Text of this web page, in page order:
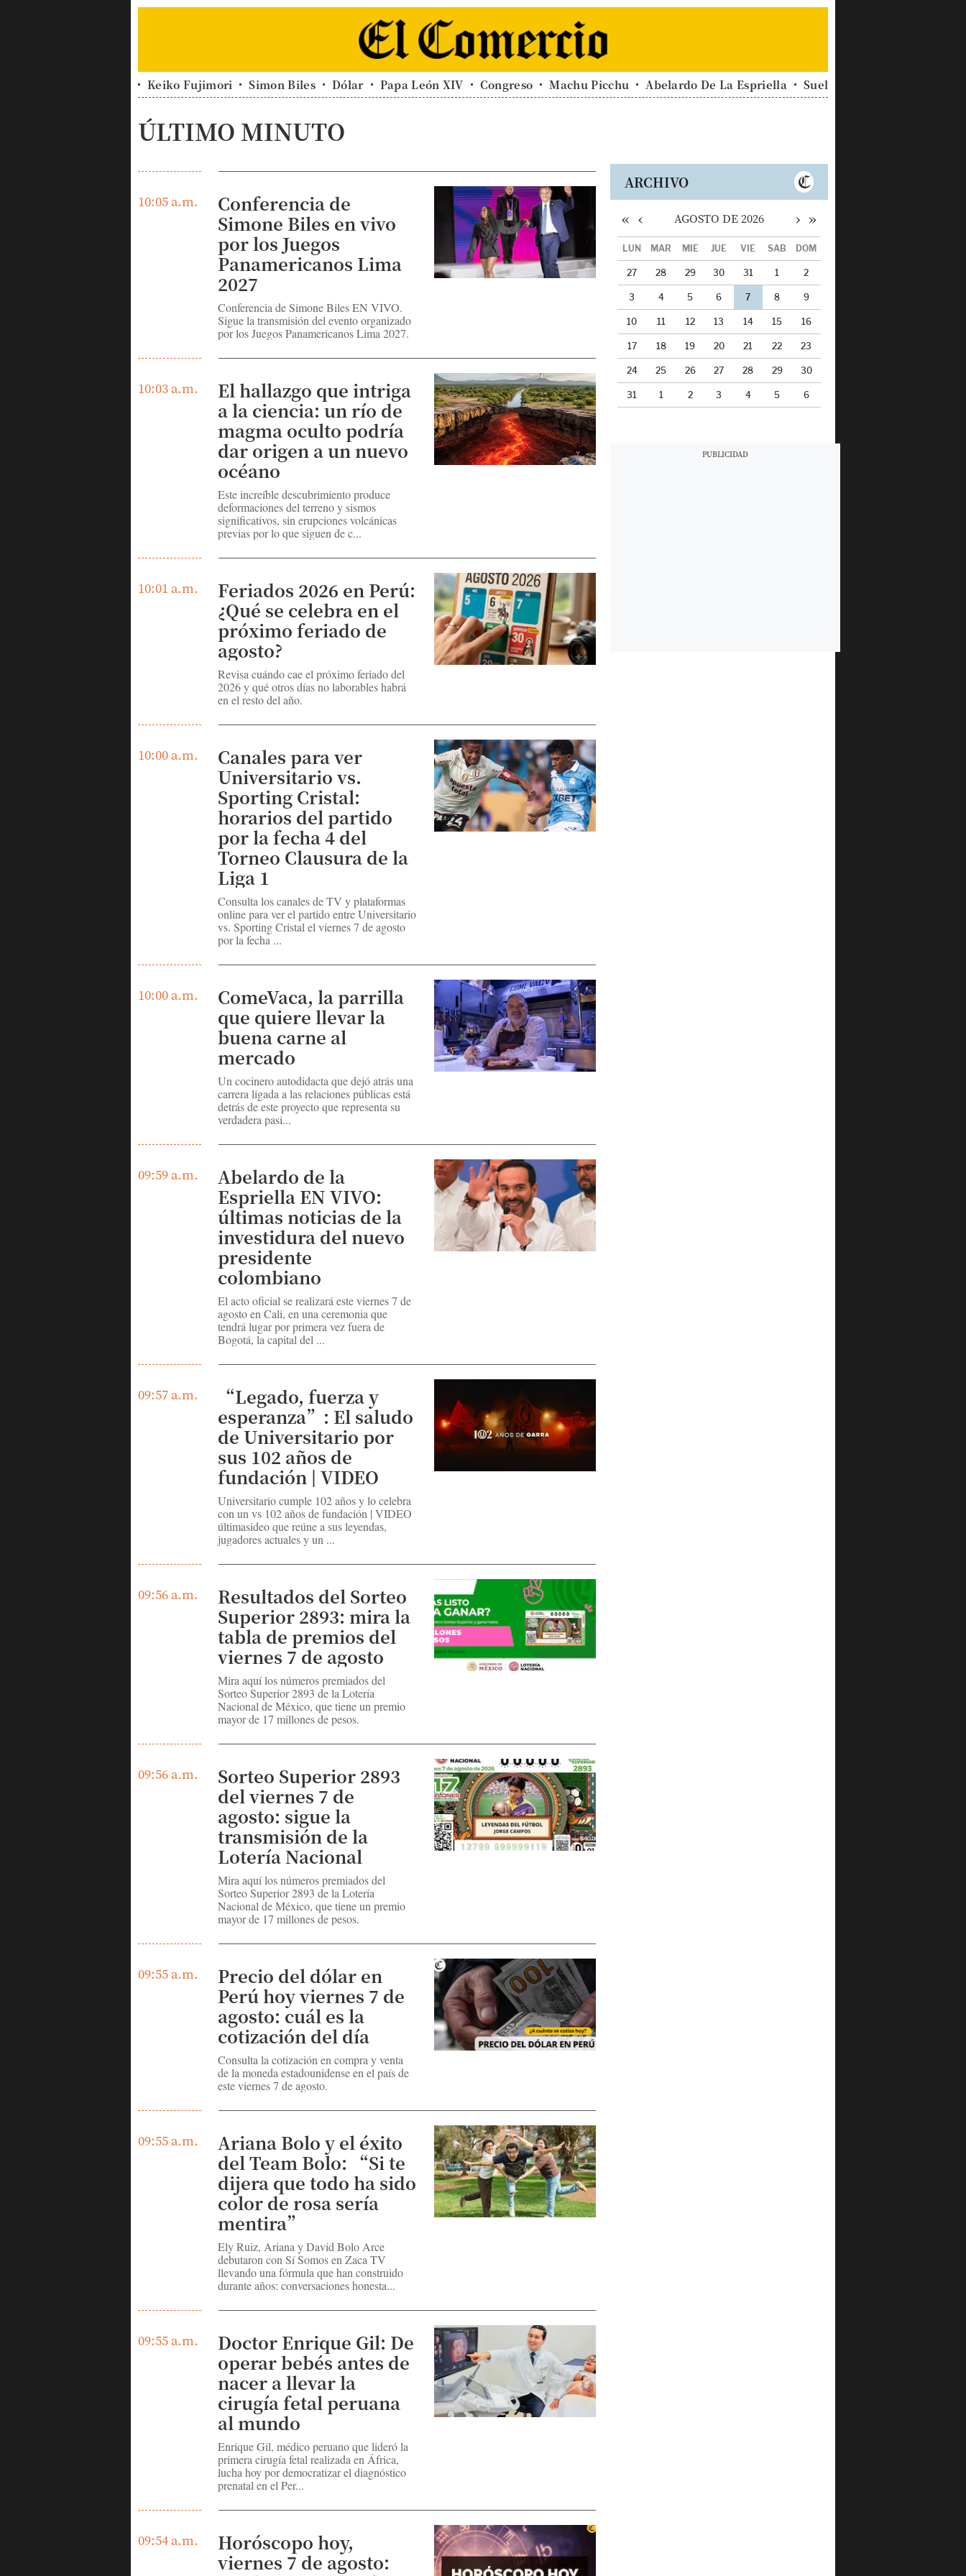
Keiko Fujimori Simon Biles Dólar Papa León XIV Congreso Machu Picchu Abelardo De La Espriella Sueldo Mínimo
ÚLTIMO MINUTO
10:05 a.m.
Conferencia de
Simone Biles en vivo
por los Juegos
Panamericanos Lima
2027
Conferencia de Simone Biles EN VIVO.
Sigue la transmisión del evento organizado
por los Juegos Panamericanos Lima 2027.
10:03 a.m.
El hallazgo que intriga
a la ciencia: un río de
magma oculto podría
dar origen a un nuevo
océano
Este increíble descubrimiento produce
deformaciones del terreno y sismos
significativos, sin erupciones volcánicas
previas por lo que siguen de c...
10:01 a.m.
Feriados 2026 en Perú:
¿Qué se celebra en el
próximo feriado de
agosto?
Revisa cuándo cae el próximo feriado del
2026 y qué otros días no laborables habrá
en el resto del año.
10:00 a.m.
Canales para ver
Universitario vs.
Sporting Cristal:
horarios del partido
por la fecha 4 del
Torneo Clausura de la
Liga 1
Consulta los canales de TV y plataformas
online para ver el partido entre Universitario
vs. Sporting Cristal el viernes 7 de agosto
por la fecha ...
10:00 a.m.
ComeVaca, la parrilla
que quiere llevar la
buena carne al
mercado
Un cocinero autodidacta que dejó atrás una
carrera ligada a las relaciones públicas está
detrás de este proyecto que representa su
verdadera pasi...
09:59 a.m.
Abelardo de la
Espriella EN VIVO:
últimas noticias de la
investidura del nuevo
presidente
colombiano
El acto oficial se realizará este viernes 7 de
agosto en Cali, en una ceremonia que
tendrá lugar por primera vez fuera de
Bogotá, la capital del ...
09:57 a.m.
“Legado, fuerza y
esperanza”: El saludo
de Universitario por
sus 102 años de
fundación | VIDEO
Universitario cumple 102 años y lo celebra
con un vs 102 años de fundación | VIDEO
últimasideo que reúne a sus leyendas,
jugadores actuales y un ...
09:56 a.m.
Resultados del Sorteo
Superior 2893: mira la
tabla de premios del
viernes 7 de agosto
Mira aquí los números premiados del
Sorteo Superior 2893 de la Lotería
Nacional de México, que tiene un premio
mayor de 17 millones de pesos.
09:56 a.m.
Sorteo Superior 2893
del viernes 7 de
agosto: sigue la
transmisión de la
Lotería Nacional
Mira aquí los números premiados del
Sorteo Superior 2893 de la Lotería
Nacional de México, que tiene un premio
mayor de 17 millones de pesos.
09:55 a.m.
Precio del dólar en
Perú hoy viernes 7 de
agosto: cuál es la
cotización del día
Consulta la cotización en compra y venta
de la moneda estadounidense en el país de
este viernes 7 de agosto.
09:55 a.m.
Ariana Bolo y el éxito
del Team Bolo: “Si te
dijera que todo ha sido
color de rosa sería
mentira”
Ely Ruiz, Ariana y David Bolo Arce
debutaron con Sí Somos en Zaca TV
llevando una fórmula que han construido
durante años: conversaciones honesta...
09:55 a.m.
Doctor Enrique Gil: De
operar bebés antes de
nacer a llevar la
cirugía fetal peruana
al mundo
Enrique Gil, médico peruano que lideró la
primera cirugía fetal realizada en África,
lucha hoy por democratizar el diagnóstico
prenatal en el Per...
09:54 a.m.
Horóscopo hoy,
viernes 7 de agosto:
ARCHIVO
« ‹ AGOSTO DE 2026 › »
LUN MAR MIÉ JUE VIE SÁB DOM
27 28 29 30 31 1 2
3 4 5 6 7 8 9
10 11 12 13 14 15 16
17 18 19 20 21 22 23
24 25 26 27 28 29 30
31 1 2 3 4 5 6